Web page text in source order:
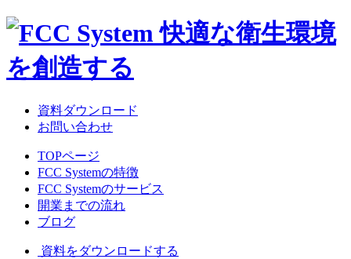
資料ダウンロード
お問い合わせ
TOPページ
FCC Systemの特徴
FCC Systemのサービス
開業までの流れ
ブログ
資料をダウンロードする